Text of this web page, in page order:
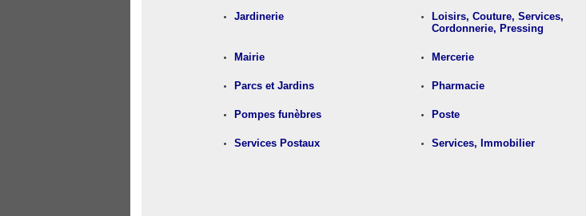
Jardinerie
Loisirs, Couture, Services,
Cordonnerie, Pressing
Mairie Mercerie
Parcs et Jardins Pharmacie
Pompes funèbres Poste
Services Postaux Services, Immobilier